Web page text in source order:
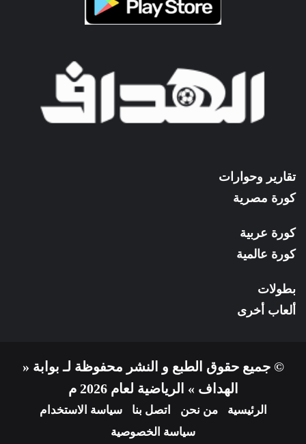
تقارير وحوارات
كورة مصرية
كورة عربية
كورة عالمية
بطولات
ألعاب أخرى
© جميع حقوق الطبع و النشر محفوظة لـ بوابة «
الهداف » الرياضية لعام 2026 م
الرئيسية من نحن اتصل بنا
سياسة الاستخدام
سياسة الخصوصية